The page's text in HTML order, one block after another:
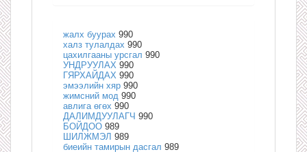
жалх буурах 990
халз тулалдах 990
цахилгааны урсгал 990
УНДРУУЛАХ 990
ГЯРХАЙДАХ 990
эмээлийн хяр 990
жимсний мод 990
авлига өгөх 990
ДАЛИМДУУЛАГЧ 990
БОЙДОО 989
ШИЛЖМЭЛ 989
биеийн тамирын дасгал 989